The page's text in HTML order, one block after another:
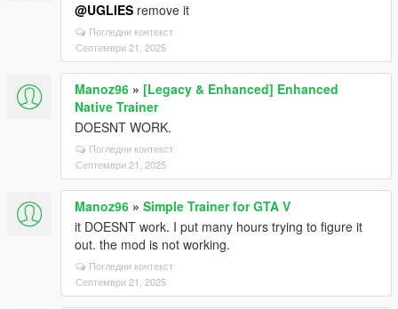
@UGLIES remove it
Погледни контекст
Септември 21, 2025
Manoz96 » [Legacy & Enhanced] Enhanced
Native Trainer
DOESNT WORK.
Погледни контекст
Септември 21, 2025
Manoz96 » Simple Trainer for GTA V
it DOESNT work. I put many hours trying to figure it
out. the mod is not working.
Погледни контекст
Септември 21, 2025